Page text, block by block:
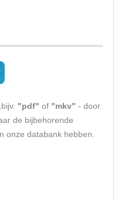
"pdf" of "mkv" - door
de bijbehorende
onze databank hebben.